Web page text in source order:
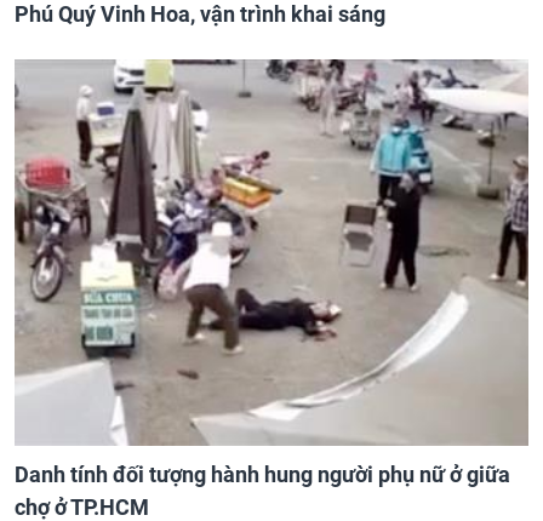
Phú Quý Vinh Hoa, vận trình khai sáng
Danh tính đối tượng hành hung người phụ nữ ở giữa
chợ ở TP.HCM